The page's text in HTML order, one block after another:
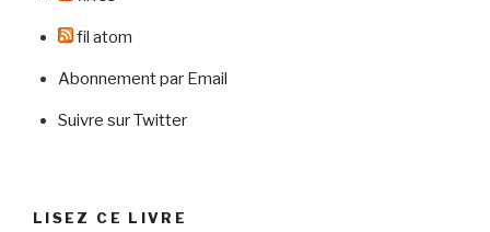
fil atom
Abonnement par Email
Suivre sur Twitter
LISEZ CE LIVRE